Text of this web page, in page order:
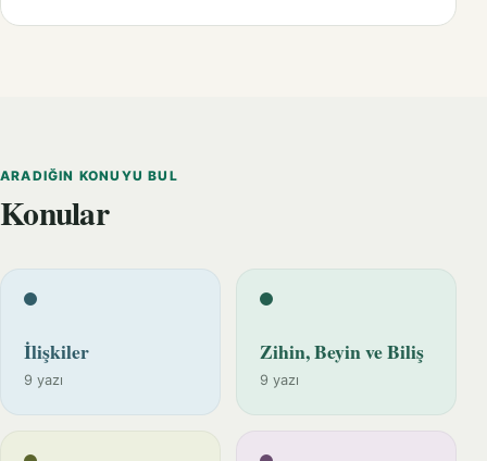
ARADIĞIN KONUYU BUL
Konular
İlişkiler
9 yazı
Zihin, Beyin ve Biliş
9 yazı